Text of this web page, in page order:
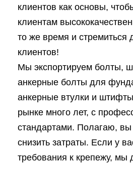
клиентов как основы,
клиентам
то же время и стремиться
клиентов!
Мы экспортируем болты,
анкерные болты для
анкерные втулки и
рынке много лет, с
стандартами. Полагаю, вы
снизить затраты. Если у
требования к крепежу, мы